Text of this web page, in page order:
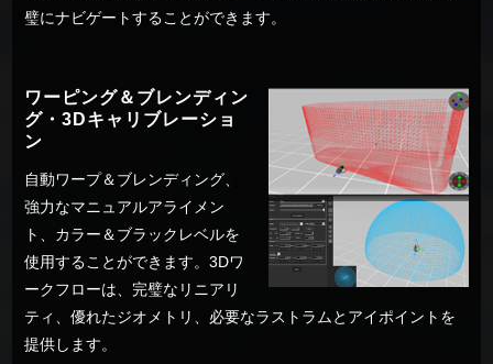
璧にナビゲートすることができます。
ワーピング＆ブレンディン
グ・3Dキャリブレーショ
ン
自動ワープ＆ブレンディング、
強力なマニュアルアライメン
ト、カラー＆ブラックレベルを
使用することができます。3Dワ
ークフローは、完璧なリニアリ
ティ、優れたジオメトリ、必要なラストラムとアイポイントを
提供します。